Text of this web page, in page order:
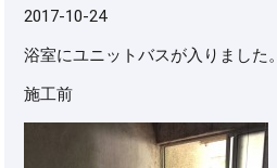
2017-10-24
浴室にユニットバスが入りました。
施工前